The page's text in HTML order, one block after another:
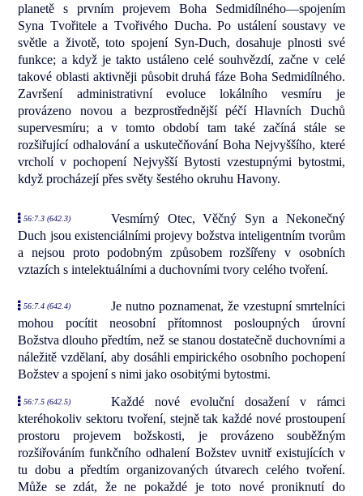
planetě s prvním projevem Boha Sedmidílného—spojením
Syna Tvořitele a Tvořivého Ducha. Po ustálení soustavy ve
světle a životě, toto spojení Syn-Duch, dosahuje plnosti své
funkce; a když je takto ustáleno celé souhvězdí, začne v celé
takové oblasti aktivněji působit druhá fáze Boha Sedmidílného.
Završení administrativní evoluce lokálního vesmíru je
provázeno novou a bezprostřednější péčí Hlavních Duchů
supervesmíru; a v tomto období tam také začíná stále se
rozšiřující odhalování a uskutečňování Boha Nejvyššího, které
vrcholí v pochopení Nejvyšší Bytosti vzestupnými bytostmi,
když procházejí přes světy šestého okruhu Havony.
56:7.3 (642.3)
Vesmírný Otec, Věčný Syn a Nekonečný
Duch jsou existenciálními projevy božstva inteligentním tvorům
a nejsou proto podobným způsobem rozšířeny v osobních
vztazích s intelektuálními a duchovními tvory celého tvoření.
56:7.4 (642.4)
Je nutno poznamenat, že vzestupní smrtelníci
mohou pocítit neosobní přítomnost posloupných úrovní
Božstva dlouho předtím, než se stanou dostatečně duchovními a
náležitě vzdělaní, aby dosáhli empirického osobního pochopení
Božstev a spojení s nimi jako osobitými bytostmi.
56:7.5 (642.5)
Každé nové evoluční dosažení v rámci
kteréhokoliv sektoru tvoření, stejně tak každé nové prostoupení
prostoru projevem božskosti, je provázeno souběžným
rozšiřováním funkčního odhalení Božstev uvnitř existujících v
tu dobu a předtím organizovaných útvarech celého tvoření.
Může se zdát, že ne pokaždé je toto nové proniknutí do